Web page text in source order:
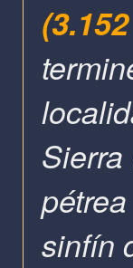
Sierra
sinfín